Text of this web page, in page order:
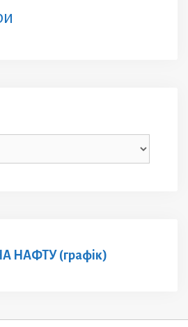
НАФТУ (графік)